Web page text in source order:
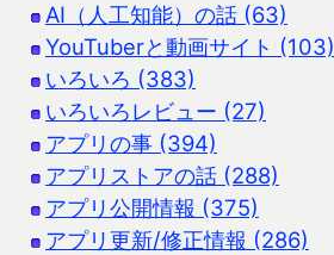
AI（人工知能）の話 (63)
YouTuberと動画サイト (103)
いろいろ (383)
いろいろレビュー (27)
アプリの事 (394)
アプリストアの話 (288)
アプリ公開情報 (375)
アプリ更新/修正情報 (286)